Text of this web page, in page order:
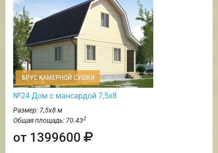
БРУС КАМЕРНОЙ СУШКИ
№24 Дом с мансардой 7,5х8
Размер: 7,5х8 м
Общая площадь: 70.432
от 1399600